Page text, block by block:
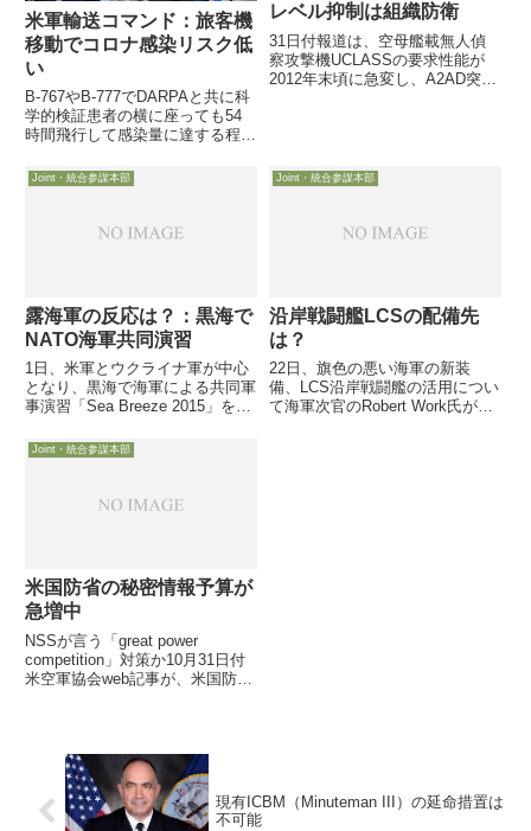
米軍輸送コマンド：旅客機
移動でコロナ感染リスク低
い
B-767やB-777でDARPAと共に科
学的検証患者の横に座っても54
時間飛行して感染量に達する程度
が15日、米軍輸送コマンドが
DARPAや民間企業等と協力して
感染リスクテスト」...
レベル抑制は組織防衛
31日付報道は、空母艦載無人偵
察攻撃機UCLASSの要求性能が
2012年末頃に急変し、A2AD突破
画策だと
Joint・統合参謀本部
露海軍の反応は？：黒海で
NATO海軍共同演習
1日、米軍とウクライナ軍が中心
となり、黒海で海軍による共同軍
事演習「Sea Breeze 2015」を開
Germany, Greece, Italy, Moldova,
Romania, Sweden...
Joint・統合参謀本部
沿岸戦闘艦LCSの配備先
は？
22日、旗色の悪い海軍の新装
備、LCS沿岸戦闘艦の活用につい
て海軍次官のRobert Work氏が語
Joint・統合参謀本部
米国防省の秘密情報予算が
急増中
NSSが言う「great power
competition」対策か10月31日付
米空軍協会web記事が、米国防省
現有ICBM（Minuteman III）の延命措置は
不可能